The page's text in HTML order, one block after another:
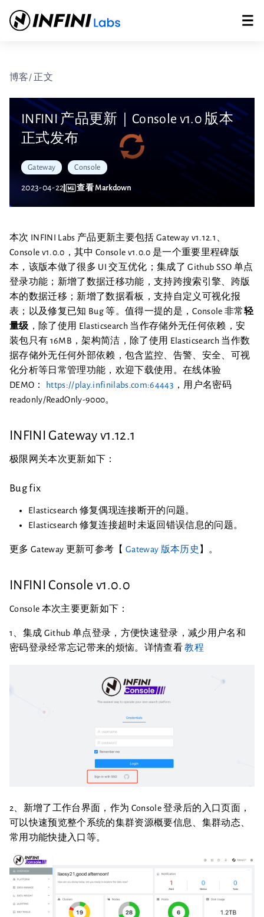
博客/ 正文
INFINI 产品更新｜Console v1.0 版本
正式发布
Gateway Console
2023-04-22 查看 Markdown
本次 INFINI Labs 产品更新主要包括 Gateway v1.12.1、
Console v1.0.0，其中 Console v1.0.0 是一个重要里程碑版
本，该版本做了很多 UI 交互优化；集成了 Github SSO 单点
登录功能；新增了数据迁移功能，支持跨搜索引擎、跨版
本的数据迁移；新增了数据看板，支持自定义可视化报
表；以及修复已知 Bug 等。值得一提的是，Console 非常轻
量级 ，除了使用 Elasticsearch 当作存储外无任何依赖，安
装包只有 16MB，架构简洁，除了使用 Elasticsearch 当作数
据存储外无任何外部依赖，包含监控、告警、安全、可视
化分析等日常管理功能，欢迎下载使用。在线体验
DEMO：
https://play.infinilabs.com:64443 ，用户名密码
readonly/ReadOnly-9000。
INFINI Gateway v1.12.1
极限网关本次更新如下：
Bug fix
Elasticsearch 修复偶现连接断开的问题。
Elasticsearch 修复连接超时未返回错误信息的问题。
更多 Gateway 更新可参考【 Gateway 版本历史 】。
INFINI Console v1.0.0
Console 本次主要更新如下：
1、集成 Github 单点登录，方便快速登录，减少用户名和
密码登录经常忘记带来的烦恼。详情查看教程
2、新增了工作台界面，作为 Console 登录后的入口页面，
可以快速预览整个系统的集群资源概要信息、集群动态、
常用功能快捷入口等。